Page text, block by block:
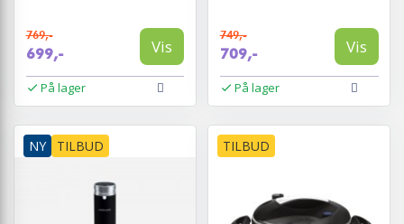
769,-
699,- Vis
På lager
749,-
709,- Vis
På lager
NY TILBUD TILBUD